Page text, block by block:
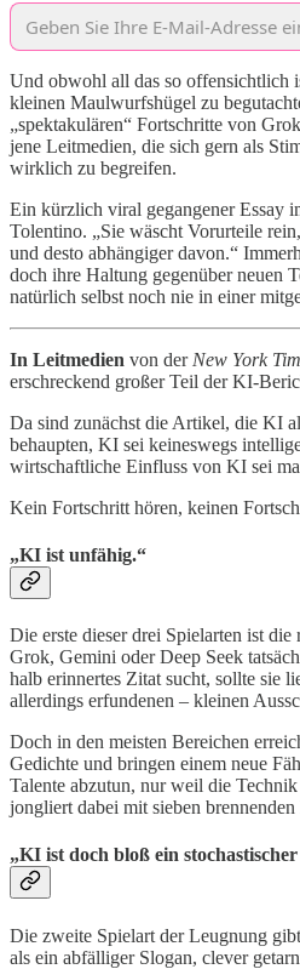
Und obwohl all das so offensichtlich
kleinen Maulwurfshügel zu
„spektakulären“ Fortschritte von
jene Leitmedien, die sich gern als
wirklich zu begreifen.
Ein kürzlich viral gegangener Essay
Tolentino. „Sie wäscht Vorurteile
und desto abhängiger davon.“
doch ihre Haltung gegenüber neuen
natürlich selbst noch nie in einer
In Leitmedien von der New York
erschreckend großer Teil der KI-
Da sind zunächst die Artikel, die KI
behaupten, KI sei keineswegs
wirtschaftliche Einfluss von KI sei
Kein Fortschritt hören, keinen
„KI ist unfähig.“
Die erste dieser drei Spielarten ist
Grok, Gemini oder Deep Seek
halb erinnertes Zitat sucht, sollte sie
allerdings erfundenen – kleinen
Doch in den meisten Bereichen
Gedichte und bringen einem neue
Talente abzutun, nur weil die
jongliert dabei mit sieben
„KI ist doch bloß ein
Die zweite Spielart der Leugnung
als ein abfälliger Slogan, clever